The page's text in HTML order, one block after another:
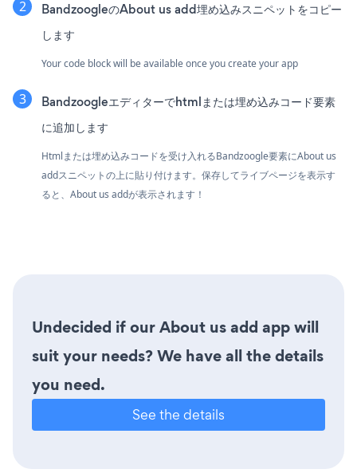
BandzoogleのAbout us add埋め込みスニペットをコピー
します
Your code block will be available once you create your app
Bandzoogleエディターでhtmlまたは埋め込みコード要素
に追加します
Htmlまたは埋め込みコードを受け入れるBandzoogle要素にAbout us
addスニペットの上に貼り付けます。保存してライブページを表示す
ると、About us addが表示されます！
Undecided if our About us add app will
suit your needs? We have all the details
you need.
See the details